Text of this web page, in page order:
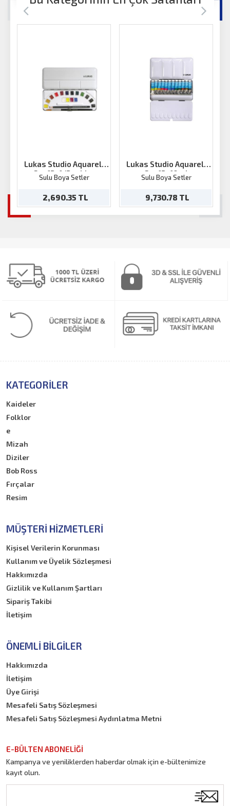
Lukas Studio Aquarell
Set 12x1/2 tablet
Sulu Boya Setler
2,690.35 TL
Lukas Studio Aquarell
Set 12x10ml
Sulu Boya Setler
9,730.78 TL
KATEGORILER
Kaideler
Folklor
e
Mizah
Diziler
Bob Ross
Fırçalar
Resim
MÜŞTERI HIZMETLERI
Kişisel Verilerin Korunması
Kullanım ve Üyelik Sözleşmesi
Hakkımızda
Gizlilik ve Kullanım Şartları
Sipariş Takibi
İletişim
ÖNEMLI BILGILER
Hakkımızda
İletişim
Üye Girişi
Mesafeli Satış Sözleşmesi
Mesafeli Satış Sözleşmesi Aydınlatma Metni
E-BÜLTEN ABONELİĞİ
Kampanya ve yeniliklerden haberdar olmak için e-bültenimize
kayıt olun.